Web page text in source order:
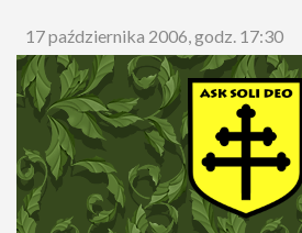
17 października 2006, godz. 17:30